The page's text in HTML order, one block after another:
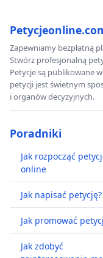
Zapewniamy bezpłatną
Stwórz profesjonalną
Petycje są publikowane
petycji jest świetnym
i organów decyzyjnych.
Poradniki
Jak rozpocząć
online
Jak napisać petycję?
Jak promować
Jak zdobyć